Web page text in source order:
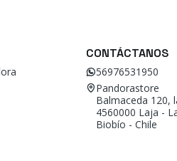
CONTÁCTANOS
56976531950
Pandorastore
Balmaceda 120,
4560000 Laja -
Biobío - Chile